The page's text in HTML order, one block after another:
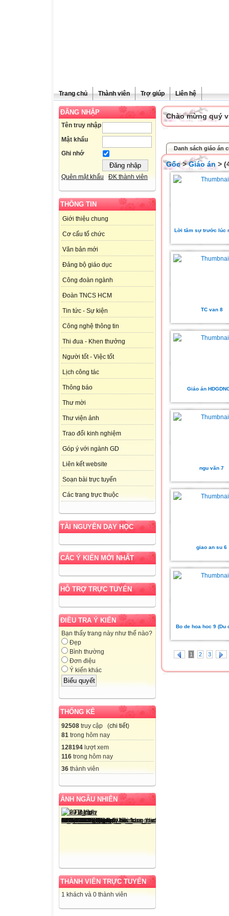
Trang chủ Thành viên Trợ giúp Liên hệ
ĐĂNG NHẬP
Tên truy nhập
Mật khẩu
Ghi nhớ
Quên mật khẩu ĐK thành viên
THÔNG TIN
Giới thiệu chung
Cơ cấu tổ chức
Văn bản mới
Đảng bộ giáo dục
Công đoàn ngành
Đoàn TNCS HCM
Tin tức - Sự kiện
Công nghệ thông tin
Thi đua - Khen thưởng
Người tốt - Việc tốt
Lịch công tác
Thông báo
Thư mời
Thư viện ảnh
Trao đổi kinh nghiệm
Góp ý với ngành GD
Liên kết website
Soạn bài trực tuyến
Các trang trực thuộc
TÀI NGUYÊN DẠY HỌC
CÁC Ý KIẾN MỚI NHẤT
HỖ TRỢ TRỰC TUYẾN
ĐIỀU TRA Ý KIẾN
Bạn thấy trang này như thế nào?
Đẹp
Bình thường
Đơn điệu
Ý kiến khác
THỐNG KÊ
92508 truy cập (chi tiết)
81 trong hôm nay
128194 lượt xem
116 trong hôm nay
36 thành viên
ẢNH NGẪU NHIÊN
THÀNH VIÊN TRỰC TUYẾN
1 khách và 0 thành viên
Chào mừng quý
Danh sách giáo án
Gốc>Giáo án >
Lời tâm sự trước lúc
TC van 8
Giáo án
ngu văn 7
giao an su 6
Bo de hoa hoc 9 (Du
1 2 3